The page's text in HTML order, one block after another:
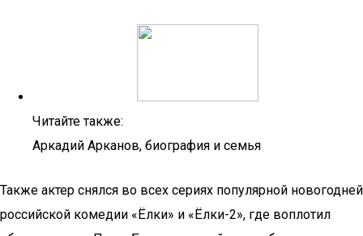
Читайте также:
Аркадий Арканов, биография и семья
Также актер снялся во всех сериях популярной новогодней
российской комедии «Ёлки» и «Ёлки-2», где воплотил